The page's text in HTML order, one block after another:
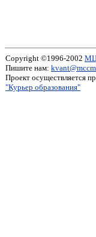
Copyright ©1996-2002
Пишите нам:
Проект осуществляется
"Курьер образования"